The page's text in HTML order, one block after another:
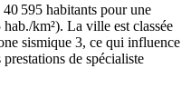
595 habitants pour une
km²). La ville est classée
sismique 3, ce qui influence
de spécialiste